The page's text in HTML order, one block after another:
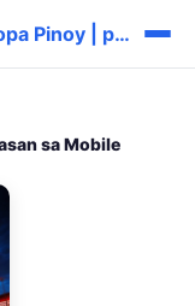
🔥 p898 Trusted Trending Tropa Pinoy | p898 Maya Libre 💎
sa Mobile